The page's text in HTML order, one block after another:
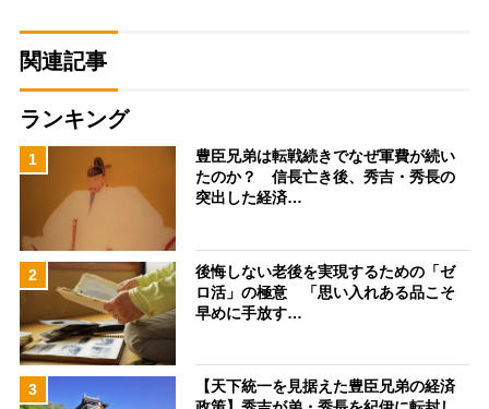
関連記事
ランキング
1
豊臣兄弟は転戦続きでなぜ軍費が続い
たのか？ 信長亡き後、秀吉・秀長の
突出した経済…
2
後悔しない老後を実現するための「ゼ
ロ活」の極意 「思い入れある品こそ
早めに手放す…
3
【天下統一を見据えた豊臣兄弟の経済